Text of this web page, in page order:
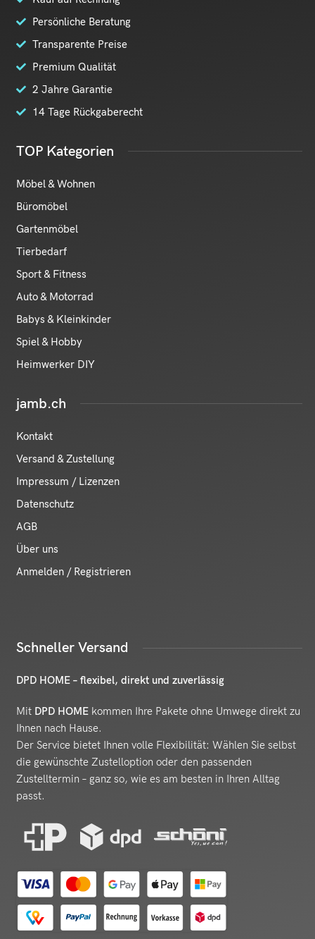
Persönliche Beratung
Transparente Preise
Premium Qualität
2 Jahre Garantie
14 Tage Rückgaberecht
TOP Kategorien
Möbel & Wohnen
Büromöbel
Gartenmöbel
Tierbedarf
Sport & Fitness
Auto & Motorrad
Babys & Kleinkinder
Spiel & Hobby
Heimwerker DIY
jamb.ch
Kontakt
Versand & Zustellung
Impressum / Lizenzen
Datenschutz
AGB
Über uns
Anmelden / Registrieren
Schneller Versand
DPD HOME – flexibel, direkt und zuverlässig
Mit DPD HOME kommen Ihre Pakete ohne Umwege direkt zu
Ihnen nach Hause.
Der Service bietet Ihnen volle Flexibilität: Wählen Sie selbst
die gewünschte Zustelloption oder den passenden
Zustelltermin – ganz so, wie es am besten in Ihren Alltag
passt.